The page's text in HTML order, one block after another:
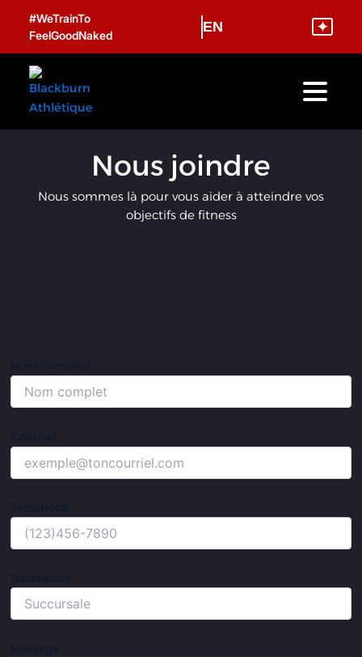
#WeTrainTo
FeelGoodNaked
EN ✦
Nous joindre
Nous sommes là pour vous aider à atteindre vos
objectifs de fitness